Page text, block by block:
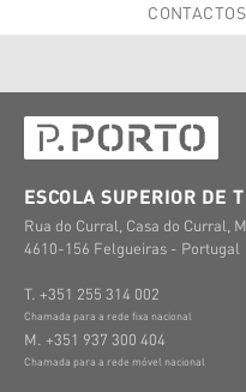
CONTACTOS
ESCOLA SUPERIOR DE
Rua do Curral, Casa do Curral,
4610-156 Felgueiras - Portugal
T. +351 255 314 002
Chamada para a rede fixa nacional
M. +351 937 300 404
Chamada para a rede móvel nacional